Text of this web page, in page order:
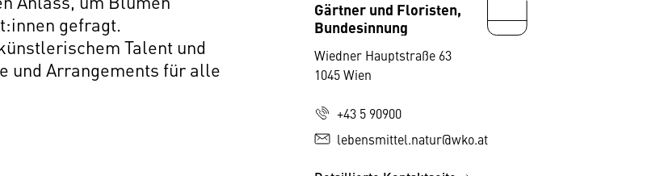
gefragt.
Talent und
und Arrangements für alle
Gärtner und Floristen,
Bundesinnung
Wiedner Hauptstraße 63
1045 Wien
+43 5 90900
lebensmittel.natur@wko.at